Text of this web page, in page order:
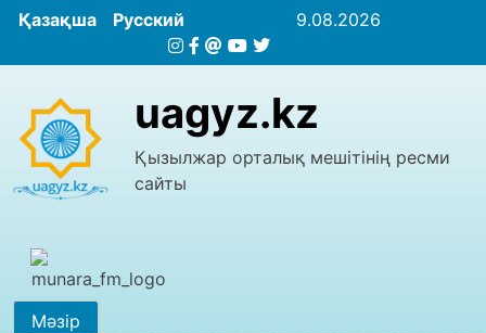
Қазақша Русский 9.08.2026
uagyz.kz
Қызылжар орталық мешітінің ресми
сайты
Мәзір